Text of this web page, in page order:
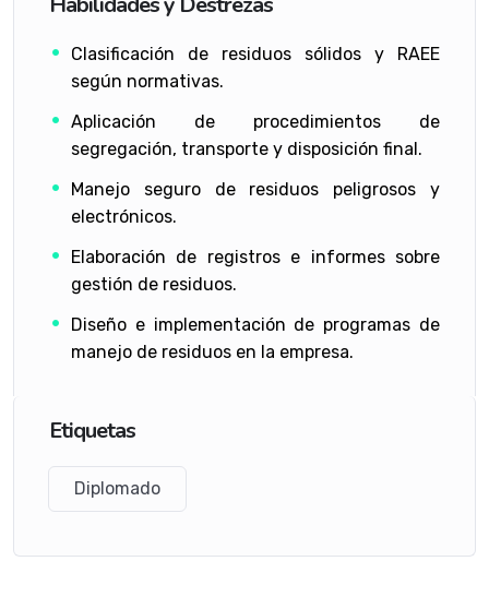
Clasificación de residuos sólidos y RAEE
según normativas.
Aplicación de procedimientos de
segregación, transporte y disposición final.
Manejo seguro de residuos peligrosos y
electrónicos.
Elaboración de registros e informes sobre
gestión de residuos.
Diseño e implementación de programas de
manejo de residuos en la empresa.
Etiquetas
Diplomado